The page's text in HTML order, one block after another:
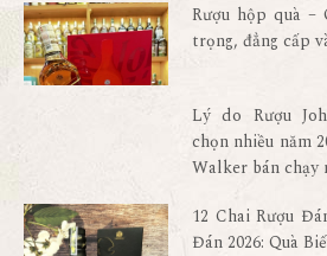
Rượu hộp quà –
trọng, đẳng cấp
Lý do Rượu
chọn nhiều năm
Walker bán chạy
12 Chai Rượu
Đán 2026: Quà